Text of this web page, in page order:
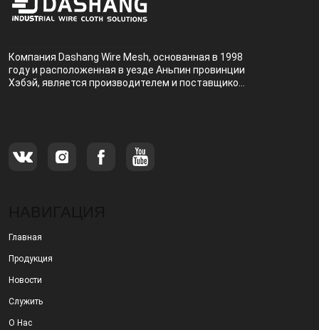
Компания Dashang Wire Mesh, основанная в 1998
году и расположенная в уезде Аньпин провинции
Хэбэй, является производителем и поставщиком,
Главная
Продукция
Новости
Служить
О Нас